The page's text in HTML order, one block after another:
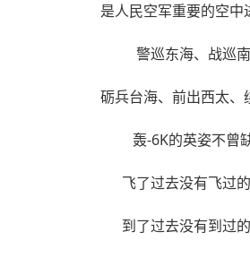
是人民空军重要的空中
警巡东海、战巡
砺兵台海、前出西太、
轰-6K的英姿不曾
飞了过去没有飞过
到了过去没有到过